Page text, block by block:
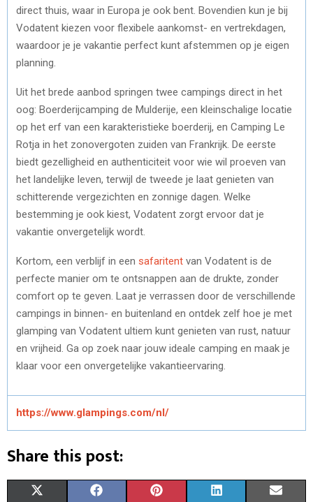
direct thuis, waar in Europa je ook bent. Bovendien kun je bij
Vodatent kiezen voor flexibele aankomst- en vertrekdagen,
waardoor je je vakantie perfect kunt afstemmen op je eigen
planning.
Uit het brede aanbod springen twee campings direct in het
oog: Boerderijcamping de Mulderije, een kleinschalige locatie
op het erf van een karakteristieke boerderij, en Camping Le
Rotja in het zonovergoten zuiden van Frankrijk. De eerste
biedt gezelligheid en authenticiteit voor wie wil proeven van
het landelijke leven, terwijl de tweede je laat genieten van
schitterende vergezichten en zonnige dagen. Welke
bestemming je ook kiest, Vodatent zorgt ervoor dat je
vakantie onvergetelijk wordt.
Kortom, een verblijf in een safaritent van Vodatent is de
perfecte manier om te ontsnappen aan de drukte, zonder
comfort op te geven. Laat je verrassen door de verschillende
campings in binnen- en buitenland en ontdek zelf hoe je met
glamping van Vodatent ultiem kunt genieten van rust, natuur
en vrijheid. Ga op zoek naar jouw ideale camping en maak je
klaar voor een onvergetelijke vakantieervaring.
https://www.glampings.com/nl/
Share this post: